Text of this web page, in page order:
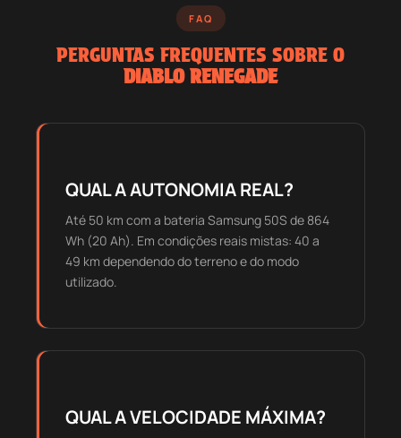
FAQ
PERGUNTAS FREQUENTES SOBRE O
DIABLO RENEGADE
QUAL A AUTONOMIA REAL?
Até 50 km com a bateria Samsung 50S de 864
Wh (20 Ah). Em condições reais mistas: 40 a
49 km dependendo do terreno e do modo
utilizado.
QUAL A VELOCIDADE MÁXIMA?